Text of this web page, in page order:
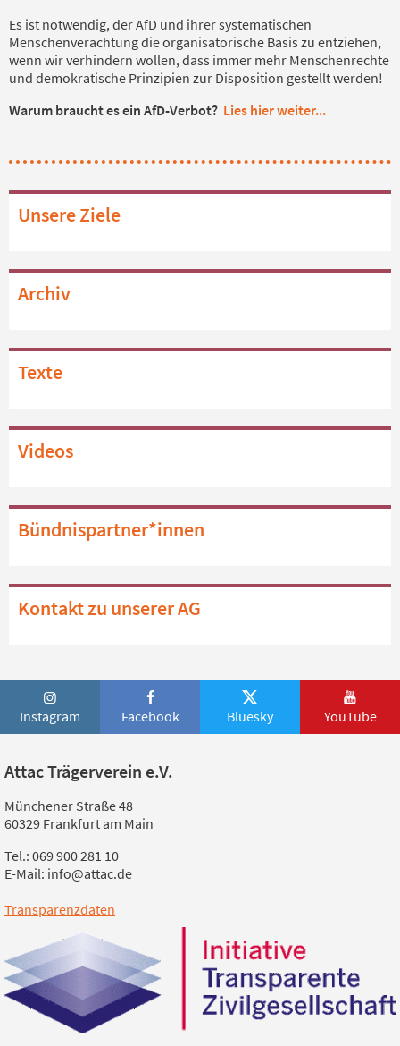
Es ist notwendig, der AfD und ihrer systematischen
Menschenverachtung die organisatorische Basis zu entziehen,
wenn wir verhindern wollen, dass immer mehr Menschenrechte
und demokratische Prinzipien zur Disposition gestellt werden!
Warum braucht es ein AfD-Verbot? Lies hier weiter...
Unsere Ziele
Archiv
Texte
Videos
Bündnispartner*innen
Kontakt zu unserer AG
Instagram Facebook Bluesky YouTube
Attac Trägerverein e.V.
Münchener Straße 48
60329 Frankfurt am Main
Tel.: 069 900 281 10
E-Mail: info@attac.de
Transparenzdaten